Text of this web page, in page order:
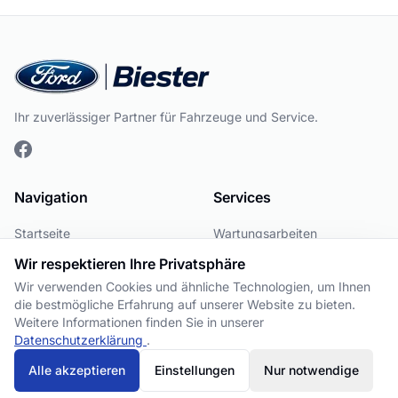
Ihr zuverlässiger Partner für Fahrzeuge und Service.
Navigation
Startseite
Fahrzeuge
Über uns
Team
Services
Wartungsarbeiten
Karriere
Kontakt
Wir respektieren Ihre Privatsphäre
Wir verwenden Cookies und ähnliche Technologien, um Ihnen
die bestmögliche Erfahrung auf unserer Website zu bieten.
Weitere Informationen finden Sie in unserer
Datenschutzerklärung .
Alle akzeptieren
Einstellungen Nur notwendige